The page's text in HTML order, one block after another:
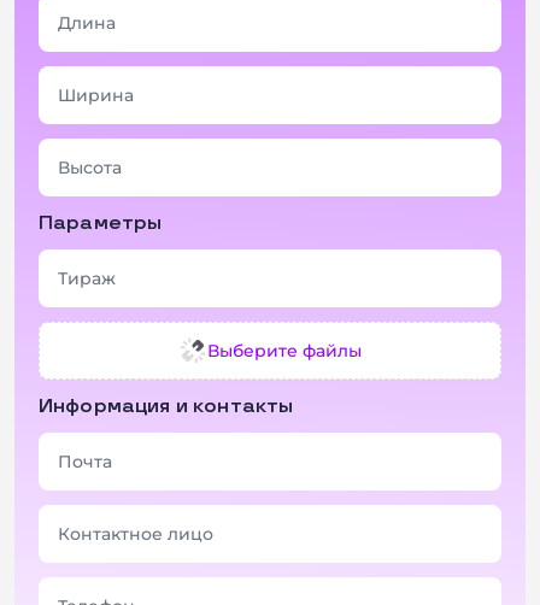
Параметры
Выберите файлы
Информация и контакты